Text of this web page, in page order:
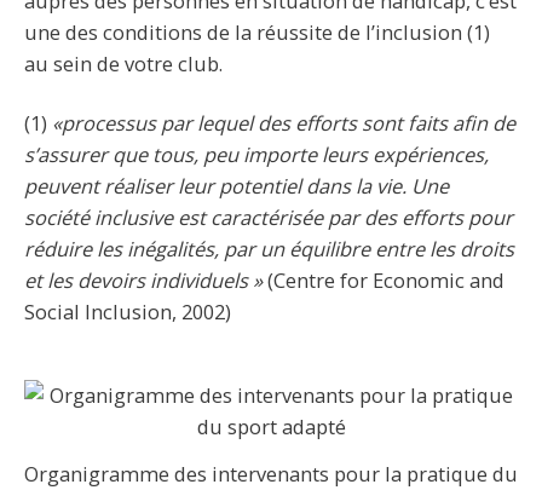
une des conditions de la réussite de l’inclusion (1)
au sein de votre club.
(1) «processus par lequel des efforts sont faits afin de
s’assurer que tous, peu importe leurs expériences,
peuvent réaliser leur potentiel dans la vie. Une
société inclusive est caractérisée par des efforts pour
réduire les inégalités, par un équilibre entre les droits
et les devoirs individuels »(Centre for Economic and
Social Inclusion, 2002)
Organigramme des intervenants pour la pratique du